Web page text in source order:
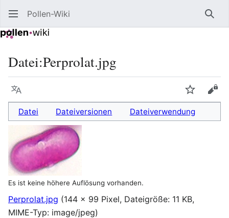
Pollen-Wiki
Datei:Perprolat.jpg
Sprache
Datei Dateiversionen Dateiverwendung
Es ist keine höhere Auflösung vorhanden.
Perprolat.jpg (144 × 99 Pixel, Dateigröße: 11 KB,
MIME-Typ: image/jpeg)